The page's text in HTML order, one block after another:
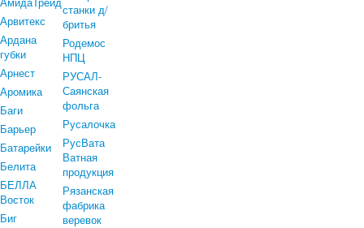
Арвитекс
Ардана
губки
Арнест
Аромика
Баги
Барьер
Батарейки
Белита
БЕЛЛА
Восток
Биг
станки д/
бритья
Родемос
НПЦ
РУСАЛ-
Саянская
фольга
Русалочка
РусВата
Ватная
продукция
Рязанская
фабрика
веревок